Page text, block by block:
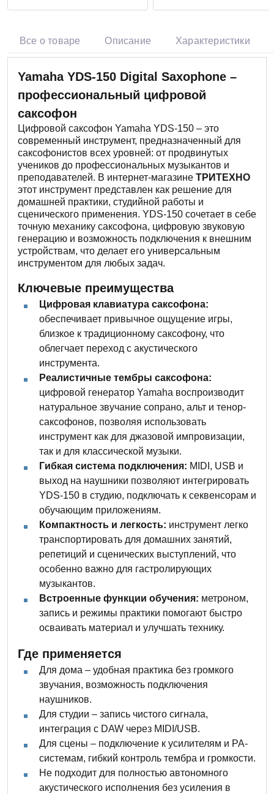
Все о товаре Описание Характеристики
Yamaha YDS-150 Digital Saxophone –
профессиональный цифровой
саксофон
Цифровой саксофон Yamaha YDS-150 – это
современный инструмент, предназначенный для
саксофонистов всех уровней: от продвинутых
учеников до профессиональных музыкантов и
преподавателей. В интернет-магазине ТРИТЕХНО
этот инструмент представлен как решение для
домашней практики, студийной работы и
сценического применения. YDS-150 сочетает в себе
точную механику саксофона, цифровую звуковую
генерацию и возможность подключения к внешним
устройствам, что делает его универсальным
инструментом для любых задач.
Ключевые преимущества
Цифровая клавиатура саксофона:
обеспечивает привычное ощущение игры,
близкое к традиционному саксофону, что
облегчает переход с акустического
инструмента.
Реалистичные тембры саксофона:
цифровой генератор Yamaha воспроизводит
натуральное звучание сопрано, альт и тенор-
саксофонов, позволяя использовать
инструмент как для джазовой импровизации,
так и для классической музыки.
Гибкая система подключения: MIDI, USB и
выход на наушники позволяют интегрировать
YDS-150 в студию, подключать к секвенсорам и
обучающим приложениям.
Компактность и легкость: инструмент легко
транспортировать для домашних занятий,
репетиций и сценических выступлений, что
особенно важно для гастролирующих
музыкантов.
Встроенные функции обучения: метроном,
запись и режимы практики помогают быстро
осваивать материал и улучшать технику.
Где применяется
Для дома – удобная практика без громкого
звучания, возможность подключения
наушников.
Для студии – запись чистого сигнала,
интеграция с DAW через MIDI/USB.
Для сцены – подключение к усилителям и PA-
системам, гибкий контроль тембра и громкости.
Не подходит для полностью автономного
акустического исполнения без усиления в